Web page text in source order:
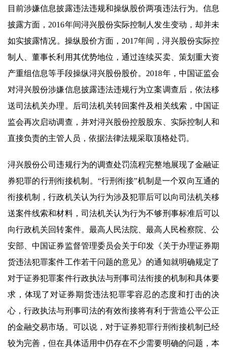
目前涉嫌信息披露违法违规和操纵股价两项违法行为。信息
披露方面，2016年间浔兴股份实际控制人发生变动，却并未
如实披露情况。操纵股价方面，2017年间，浔兴股份实际控
制人、董事长利用其优势地位，通过连续买卖、策划重大资
产重组信息等手段操纵浔兴股份股价。2018年，中国证监会
对浔兴股份涉嫌信息披露违法违规行为立案调查后，依法移
送司法机关办理。后司法机关转回案件及相关线索，中国证
监会再次启动调查，并对浔兴股份控股股东、实际控制人和
直接负责的主管人员，依据法律法规采取顶格处罚。
浔兴股份公司违规行为的调查处罚流程完整地展现了金融证
券犯罪的行刑衔接机制。“行刑衔接”机制是一个双向互通的
衔接机制，行政机关认为行为涉及犯罪后可以向司法机关移
送案件线索和材料，司法机关认为行为不够刑事标准后可以
向行政机关回转案件。最高人民法院、最高人民检察院、公
安部、中国证券监督管理委员会关于印发《关于办理证券期
货违法犯罪案件工作若干问题的意见》的通知就明确规定了
对于证券犯罪案件行政执法与刑事司法衔接的机制和具体要
求，体现了对证券期货违法犯罪零容忍的态度和打击的决
心，行政执法与刑事司法的有效衔接将有利于营造公平公正
的金融交易市场。可以说，对于证券犯罪行刑衔接机制已经
较为完善，但在具体适用中仍存在不少需要明确的问题，本